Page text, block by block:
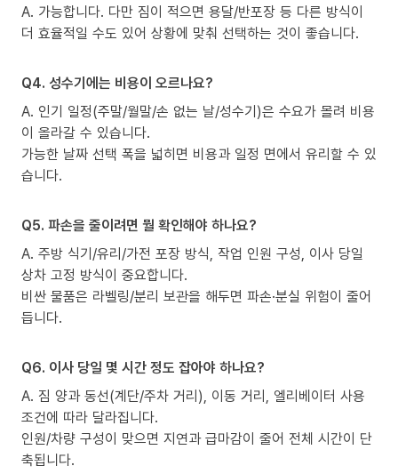
A. 가능합니다. 다만 짐이 적으면 용달/반포장 등 다른 방식이
더 효율적일 수도 있어 상황에 맞춰 선택하는 것이 좋습니다.
Q4. 성수기에는 비용이 오르나요?
A. 인기 일정(주말/월말/손 없는 날/성수기)은 수요가 몰려 비용
이 올라갈 수 있습니다.
가능한 날짜 선택 폭을 넓히면 비용과 일정 면에서 유리할 수 있
습니다.
Q5. 파손을 줄이려면 뭘 확인해야 하나요?
A. 주방 식기/유리/가전 포장 방식, 작업 인원 구성, 이사 당일
상차 고정 방식이 중요합니다.
비싼 물품은 라벨링/분리 보관을 해두면 파손·분실 위험이 줄어
듭니다.
Q6. 이사 당일 몇 시간 정도 잡아야 하나요?
A. 짐 양과 동선(계단/주차 거리), 이동 거리, 엘리베이터 사용
조건에 따라 달라집니다.
인원/차량 구성이 맞으면 지연과 급마감이 줄어 전체 시간이 단
축됩니다.